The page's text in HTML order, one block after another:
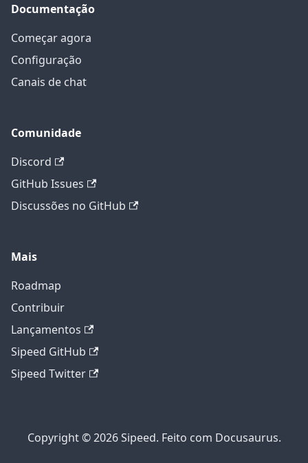
Documentação
Começar agora
Configuração
Canais de chat
Comunidade
Discord
GitHub Issues
Discussões no GitHub
Mais
Roadmap
Contribuir
Lançamentos
Sipeed GitHub
Sipeed Twitter
Copyright © 2026 Sipeed. Feito com Docusaurus.